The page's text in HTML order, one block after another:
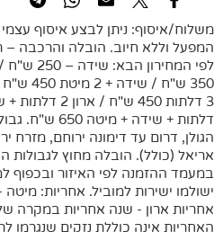
משלוח/איסוף: ניתן לבצע איסוף
המפעל וללא חיוב. הובלה והרכבה
דלתות + שידה
הגולן, דרום עד דימונה ירוחם, מזרח
אריאל (כולל). הובלה מחוץ
במעמד ההזמנה לפי האיזור ובכפוף
אחריות ארון - שנה אחריות במקרה
האחריות אינה כוללת נזקים